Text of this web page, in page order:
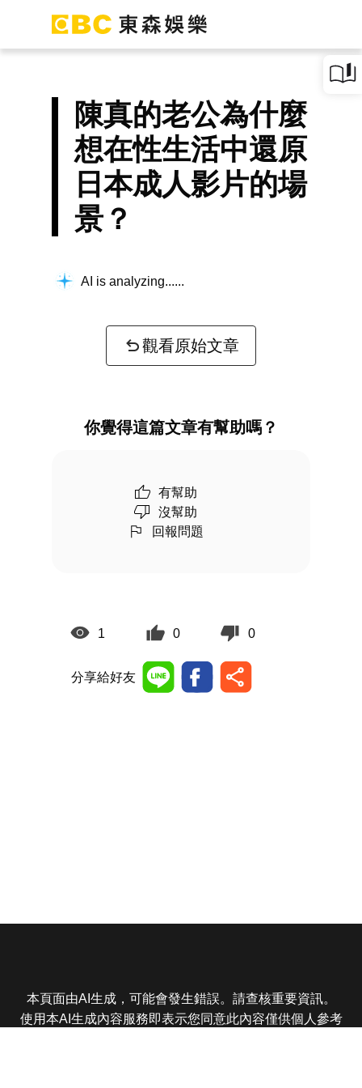
陳真的老公為什麼
想在性生活中還原
日本成人影片的場
景？
AI is analyzing...
觀看原始文章
你覺得這篇文章有幫助嗎？
有幫助
沒幫助
回報問題
1 0 0
分享給好友
本頁面由AI生成，可能會發生錯誤。請查核重要資訊。
使用本AI生成內容服務即表示您同意此內容僅供個人參考